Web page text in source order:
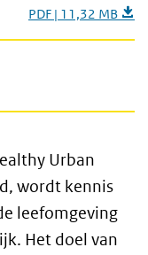
PDF | 11,32 MB
Urban
wordt kennis
leefomgeving
Het doel van